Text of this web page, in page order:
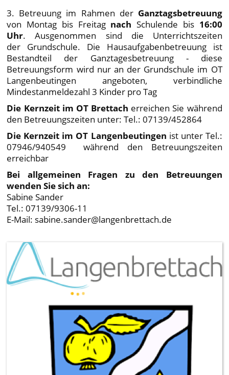
3. Betreuung im Rahmen der Ganztagsbetreuung
von Montag bis Freitag nach Schulende bis 16:00
Uhr. Ausgenommen sind die Unterrichtszeiten
der Grundschule. Die Hausaufgabenbetreuung ist
Bestandteil der Ganztagesbetreuung - diese
Betreuungsform wird nur an der Grundschule im OT
Langenbeutingen angeboten, verbindliche
Mindestanmeldezahl 3 Kinder pro Tag
Die Kernzeit im OT Brettach erreichen Sie während
den Betreuungszeiten unter: Tel.: 07139/452864
Die Kernzeit im OT Langenbeutingen ist unter Tel.:
07946/940549 während den Betreuungszeiten
erreichbar
Bei allgemeinen Fragen zu den Betreuungen
wenden Sie sich an:
Sabine Sander
Tel.: 07139/9306-11
E-Mail: sabine.sander@langenbrettach.de